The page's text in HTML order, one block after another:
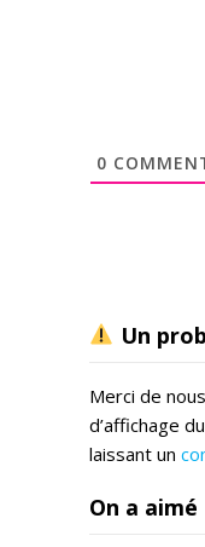
0
Un
Merci de
d’affichage
laissant un
On a aimé